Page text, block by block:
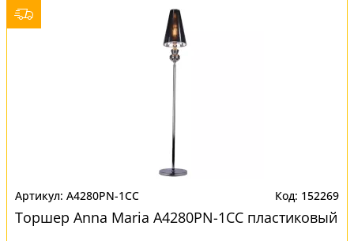
A4280PN-1CC 152269
Торшер Anna Maria A4280PN-1CC пластиковый